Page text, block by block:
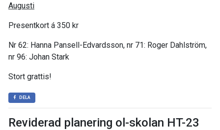
Augusti
Presentkort á 350 kr
Nr 62: Hanna Pansell-Edvardsson, nr 71: Roger Dahlström,
nr 96: Johan Stark
Stort grattis!
DELA
Reviderad planering ol-skolan HT-23